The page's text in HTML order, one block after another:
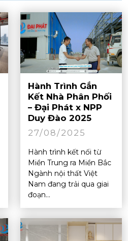
Hành Trình Gắn
Kết Nhà Phân Phối
– Đại Phát x NPP
Duy Đào 2025
27/08/2025
Hành trình kết nối từ
Miền Trung ra Miền Bắc
Ngành nội thất Việt
Nam đang trải qua giai
đoạn...